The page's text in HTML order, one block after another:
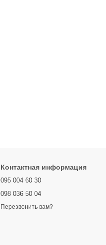
Контактная информация
095 004 60 30
098 036 50 04
Перезвонить вам?